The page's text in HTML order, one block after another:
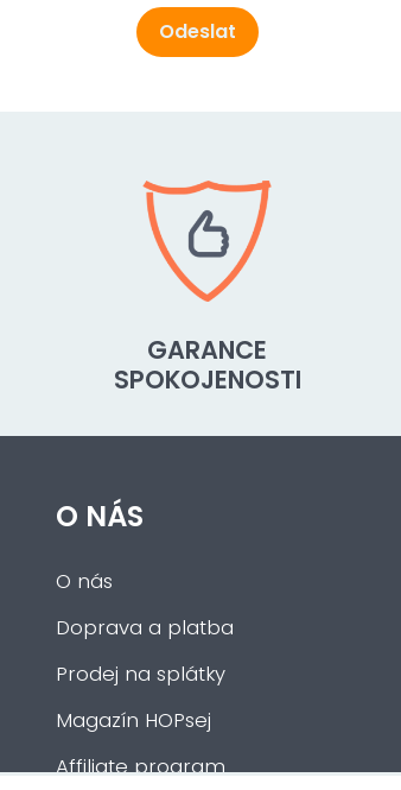
Odeslat
GARANCE
SPOKOJENOSTI
O NÁS
O nás
Doprava a platba
Prodej na splátky
Magazín HOPsej
Affiliate program